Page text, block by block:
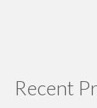
Recent